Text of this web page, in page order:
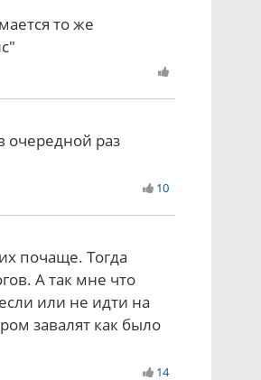
то же
очередной раз
10
почаще. Тогда
А так мне что
или не идти на
завалят как было
14